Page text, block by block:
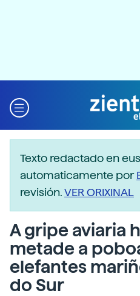
Texto redactado en
automaticamente por
revisión.VER ORIXINAL
A gripe aviaria
metade a
elefantes
do Sur